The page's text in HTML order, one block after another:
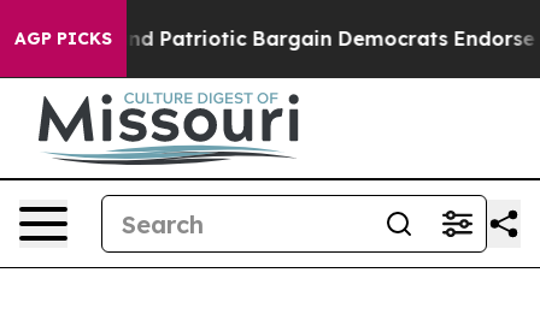
AGP PICKS
a Grand Patriotic Bargain Democrats Endorse